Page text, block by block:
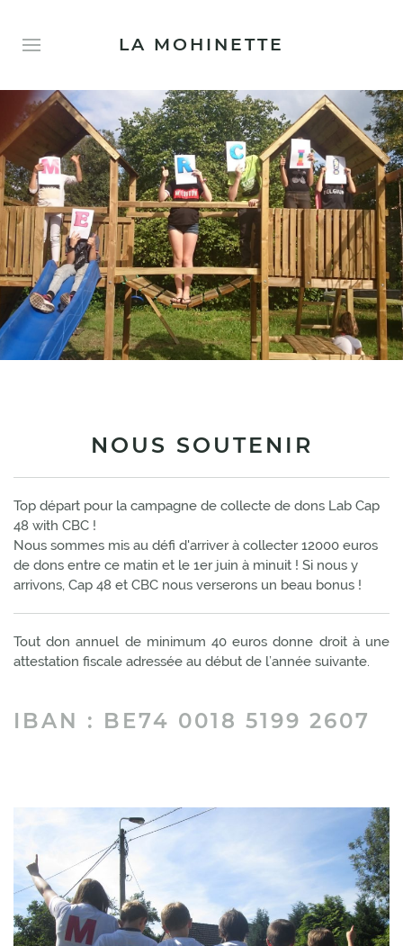
LA MOHINETTE
NOUS SOUTENIR
Top départ pour la campagne de collecte de dons Lab Cap
48 with CBC !
Nous sommes mis au défi d'arriver à collecter 12000 euros
de dons entre ce matin et le 1er juin à minuit ! Si nous y
arrivons, Cap 48 et CBC nous verserons un beau bonus !
Tout don annuel de minimum 40 euros donne droit à une
attestation fiscale adressée au début de l’année suivante.
IBAN : BE74 0018 5199 2607